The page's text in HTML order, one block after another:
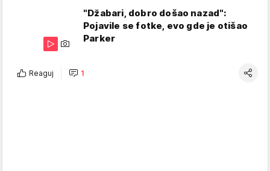
"Džabari, dobro došao nazad":
Pojavile se fotke, evo gde je otišao
Parker
Reaguj 1